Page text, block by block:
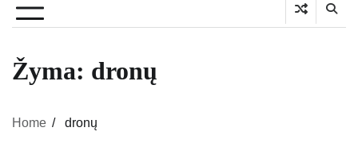
Žyma: dronų
Home dronų